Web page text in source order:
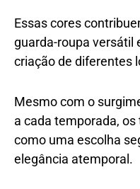
Essas cores
guarda-roupa versátil
criação de diferentes
Mesmo com o
a cada temporada,
como uma escolha
elegância atemporal.